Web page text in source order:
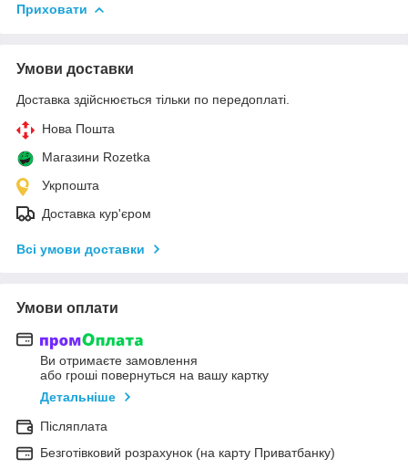
Приховати
Умови доставки
Доставка здійснюється тільки по передоплаті.
Нова Пошта
Магазини Rozetka
Укрпошта
Доставка кур'єром
Всі умови доставки
Умови оплати
Ви отримаєте замовлення
або гроші повернуться на вашу картку
Детальніше
Післяплата
Безготівковий розрахунок (на карту Приватбанку)